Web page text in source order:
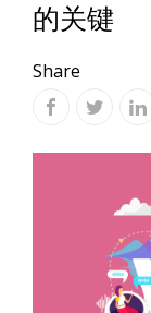
的关键
Share